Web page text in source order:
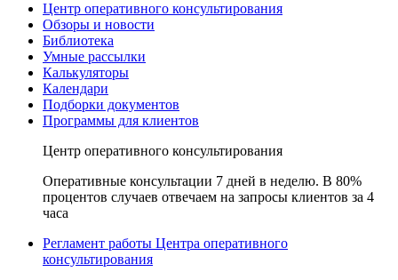
Центр оперативного консультирования
Обзоры и новости
Библиотека
Умные рассылки
Калькуляторы
Календари
Подборки документов
Программы для клиентов
Центр оперативного консультирования
Оперативные консультации 7 дней в неделю. В 80%
процентов случаев отвечаем на запросы клиентов за 4
часа
Регламент работы Центра оперативного
консультирования